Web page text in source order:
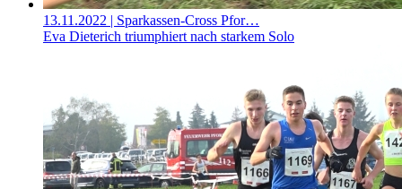
13.11.2022 | Sparkassen-Cross Pfor…
Eva Dieterich triumphiert nach starkem Solo